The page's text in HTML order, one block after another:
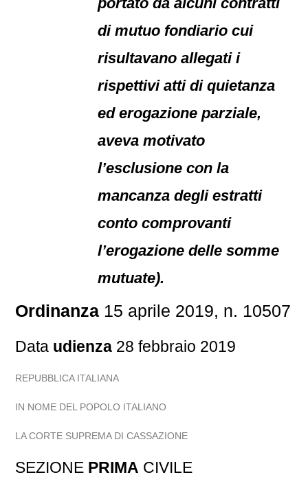
di mutuo fondiario cui
risultavano allegati i
rispettivi atti di quietanza
ed erogazione parziale,
aveva motivato
l’esclusione con la
mancanza degli estratti
conto comprovanti
l’erogazione delle somme
mutuate).
Ordinanza 15 aprile 2019, n. 10507
Data udienza 28 febbraio 2019
REPUBBLICA ITALIANA
IN NOME DEL POPOLO ITALIANO
LA CORTE SUPREMA DI CASSAZIONE
SEZIONE PRIMA CIVILE